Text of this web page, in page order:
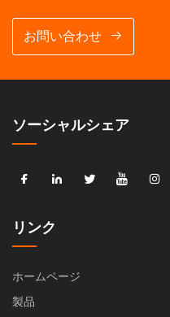
お問い合わせ
ソーシャルシェア
リンク
ホームページ
製品